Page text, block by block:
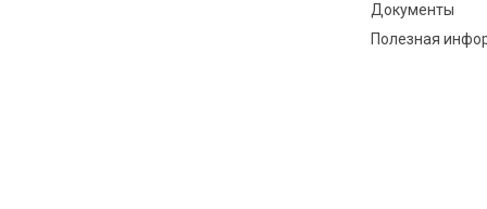
Документы
Полезная